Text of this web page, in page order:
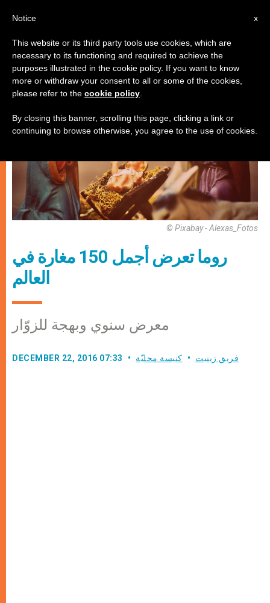
كنيسة محليّة
© Pixabay - Alexas_Fotos
روما تعرض أجمل 150 مغارة في
العالم
معرض سنوي وبهجة للزوّار
DECEMBER 22, 2016 07:33 فريق زينيت كنيسة محليّة
x
Notice
This website or its third party tools use cookies, which are
necessary to its functioning and required to achieve the
purposes illustrated in the cookie policy. If you want to know
more or withdraw your consent to all or some of the cookies,
please refer to the cookie policy
By closing this banner, scrolling this page, clicking a link or
continuing to browse otherwise, you agree to the use of cookies.